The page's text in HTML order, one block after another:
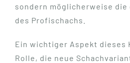
sondern möglicherweise die
des Profischachs.
Ein wichtiger Aspekt dieses
Rolle, die neue